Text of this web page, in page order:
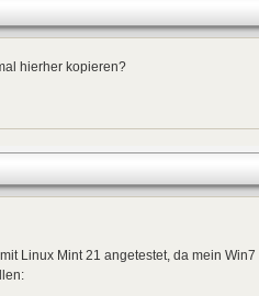
hierher kopieren?
Linux Mint 21 angetestet, da mein